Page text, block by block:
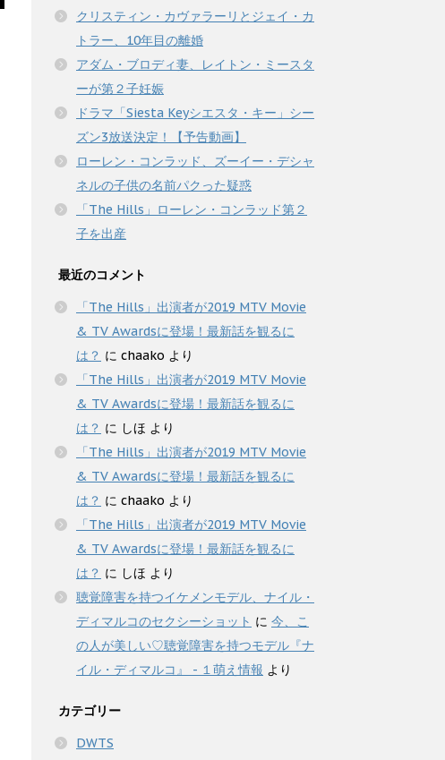
クリスティン・カヴァラーリとジェイ・カ
トラー、10年目の離婚
アダム・ブロディ妻、レイトン・ミースタ
ーが第２子妊娠
ドラマ「Siesta Keyシエスタ・キー」シー
ズン3放送決定！【予告動画】
ローレン・コンラッド、ズーイー・デシャ
ネルの子供の名前パクった疑惑
「The Hills」ローレン・コンラッド第２
子を出産
最近のコメント
「The Hills」出演者が2019 MTV Movie
& TV Awardsに登場！最新話を観るに
は？ に chaako より
「The Hills」出演者が2019 MTV Movie
& TV Awardsに登場！最新話を観るに
は？ に しほ より
「The Hills」出演者が2019 MTV Movie
& TV Awardsに登場！最新話を観るに
は？ に chaako より
「The Hills」出演者が2019 MTV Movie
& TV Awardsに登場！最新話を観るに
は？ に しほ より
聴覚障害を持つイケメンモデル、ナイル・
ディマルコのセクシーショット に 今、こ
の人が美しい♡聴覚障害を持つモデル『ナ
イル・ディマルコ』 - １萌え情報 より
カテゴリー
DWTS